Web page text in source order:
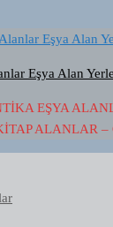
Eşya Alan
EŞYA
ALANLAR –